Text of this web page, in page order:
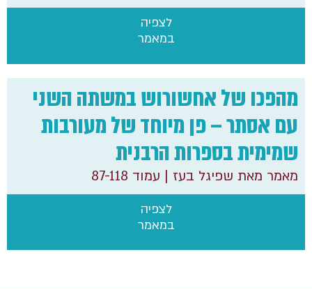
לצפיה
במאמר
לצפיה
במאמר
מהפכו של אחשורוש במשתה השני
עם אסתר – פן מיוחד של מעורבות
שמימית בספרות הרבנית
מאמר מאת שפיגל בעז | עמוד 87-118